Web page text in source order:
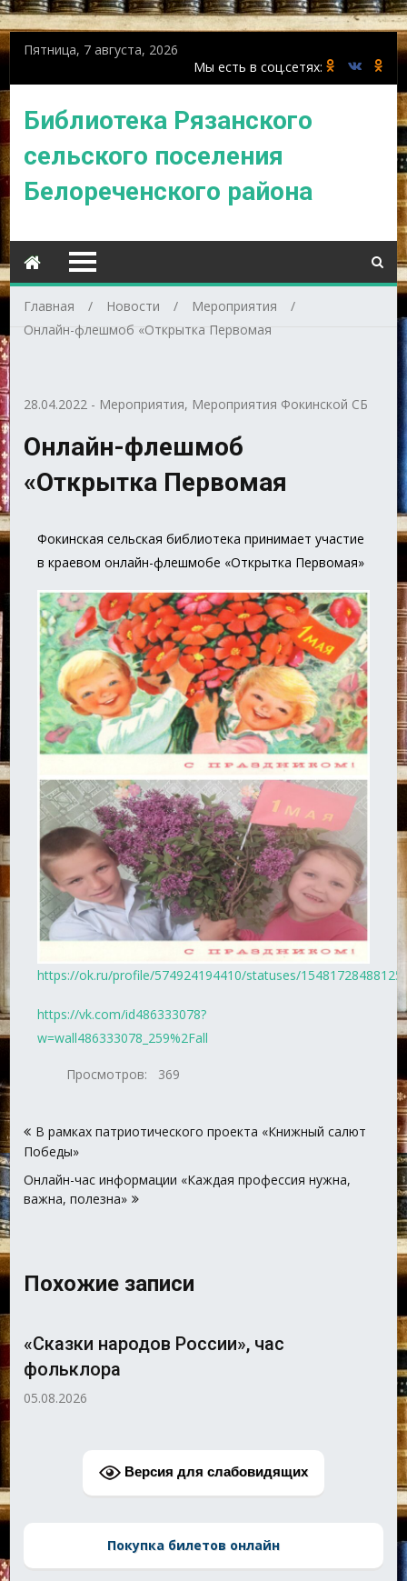
Пятница, 7 августа, 2026
Библиотека Рязанского
сельского поселения
Белореченского района
Главная Новости
Мероприятия
Онлайн-флешмоб «Открытка Первомая
28.04.2022 - Мероприятия, Мероприятия Фокинской СБ
Онлайн-флешмоб
«Открытка Первомая
Фокинская сельская библиотека принимает участие
в краевом онлайн-флешмобе «Открытка Первомая»
https://ok.ru/profile/574924194410/statuses/
https://vk.com/id486333078?
w=wall486333078_259%2Fall
Просмотров: 369
по
записям
В рамках патриотического проекта «Книжный салют
Победы»
Онлайн-час информации «Каждая профессия нужна,
важна, полезна»
Похожие записи
«Сказки народов России», час
фольклора
05.08.2026
Версия для слабовидящих
Покупка билетов онлайн